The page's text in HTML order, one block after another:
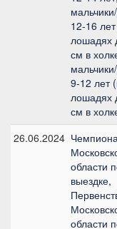
12-16
лошадях
см в
9-12 лет
лошадях
см в
26.06.2024
области
выездке,
области